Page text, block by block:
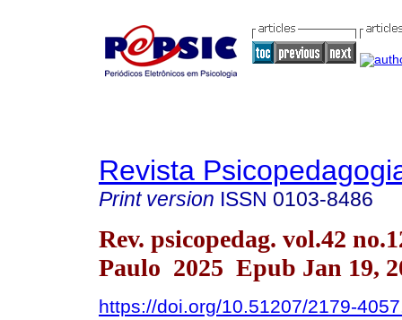
Revista
Print version ISSN 0103-8486
Rev. psicopedag. vol.42
Paulo 2025 Epub Jan 19,
https://doi.org/10.51207/2179-